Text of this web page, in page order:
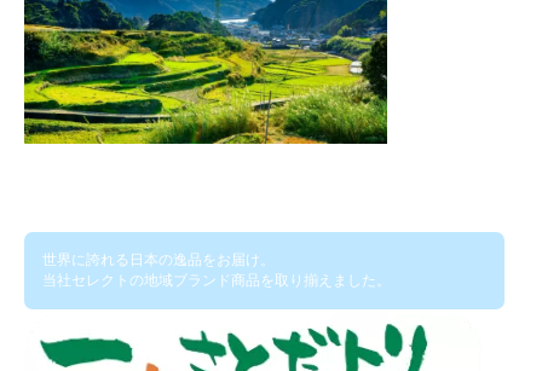
世界に誇れる日本の逸品をお届け。
当社セレクトの地域ブランド商品を取り揃えました。